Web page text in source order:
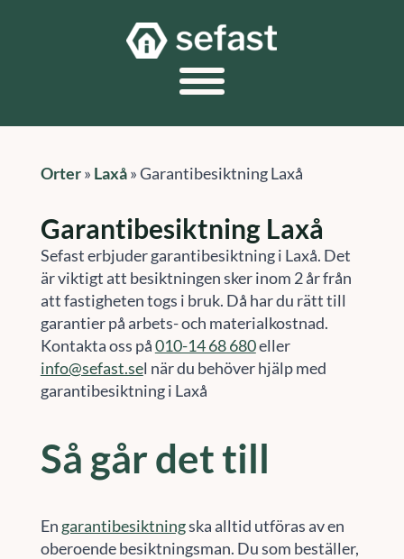
Orter» Laxå»Garantibesiktning Laxå
Garantibesiktning Laxå
Sefast erbjuder garantibesiktning i Laxå. Det
är viktigt att besiktningen sker inom 2 år från
att fastigheten togs i bruk. Då har du rätt till
garantier på arbets- och materialkostnad.
Kontakta oss på010-14 68 680eller
info@sefast.sel när du behöver hjälp med
garantibesiktning i Laxå
Så går det till
En garantibesiktningska alltid utföras av en
oberoende besiktningsman. Du som beställer,